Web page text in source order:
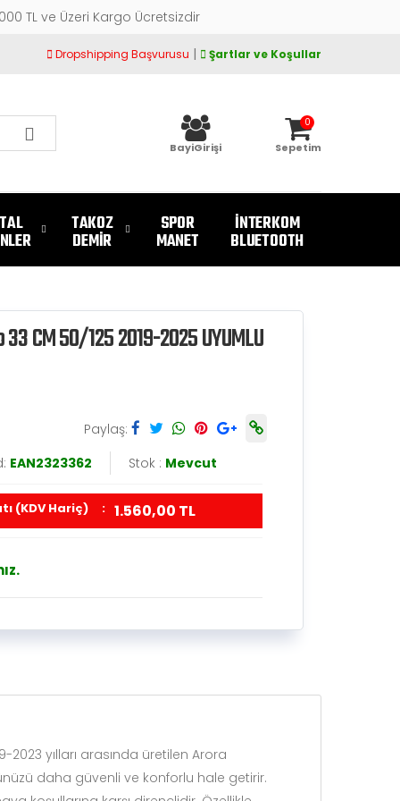
TL ve Üzeri Kargo Ücretsizdir
Dropshipping Başvurusu | Şartlar ve Koşullar
BayiGirişi
0
Sepetim
TAKOZ
DEMİR
SPOR
MANET
İNTERKOM
BLUETOOTH
CM 50/125 2019-2025 UYUMLU
Paylaş:
EAN2323362 Stok : Mevcut
(KDV Hariç) : 1.560,00 TL
2023 yılları arasında üretilen Arora
daha güvenli ve konforlu hale getirir.